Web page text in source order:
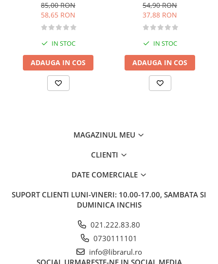
Literatura de divertisment
Literatura romana
Memorii si jurnale
Moderna, contemporana
Gastronomie
Arte si tehnici culinare
categoria B - editia 2026
85,00 RON
58,65 RON
IN STOC
ADAUGA IN COS
conducere auto - Categoria
B - 2026
54,90 RON
37,88 RON
IN STOC
ADAUGA IN COS
MAGAZINUL MEU
CLIENTI
DATE COMERCIALE
SUPORT CLIENTI LUNI-VINERI: 10.00-17.00, SAMBATA SI
DUMINICA INCHIS
021.222.83.80
0730111101
info@librarul.ro
SOCIAL URMARESTE-NE IN SOCIAL MEDIA